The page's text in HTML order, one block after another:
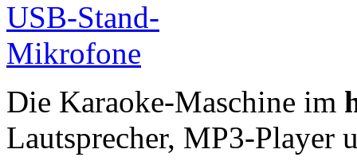
Die Karaoke-Maschine im
Lautsprecher, MP3-Player